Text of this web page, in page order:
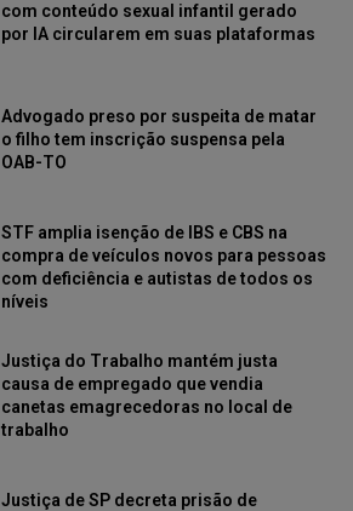
com conteúdo sexual infantil gerado
por IA circularem em suas plataformas
Advogado preso por suspeita de matar
o filho tem inscrição suspensa pela
OAB-TO
STF amplia isenção de IBS e CBS na
compra de veículos novos para pessoas
com deficiência e autistas de todos os
níveis
Justiça do Trabalho mantém justa
causa de empregado que vendia
canetas emagrecedoras no local de
trabalho
Justiça de SP decreta prisão de